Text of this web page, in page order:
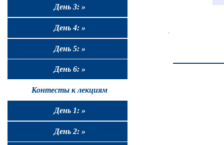
День 3: »
День 4: »
День 5: »
День 6: »
Контесты к лекциям
День 1: »
День 2: »